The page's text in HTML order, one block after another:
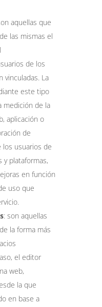
aquellas que
las mismas el
de los
vinculadas. La
este tipo
medición de la
aplicación o
de
los usuarios de
y plataformas,
en función
uso que
: son aquellas
la forma más
el editor
web,
la que
en base a